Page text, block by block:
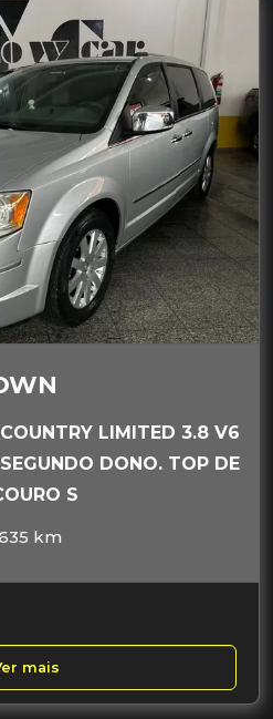
LIMITED 3.8 V6
DONO. TOP DE
S
km
mais